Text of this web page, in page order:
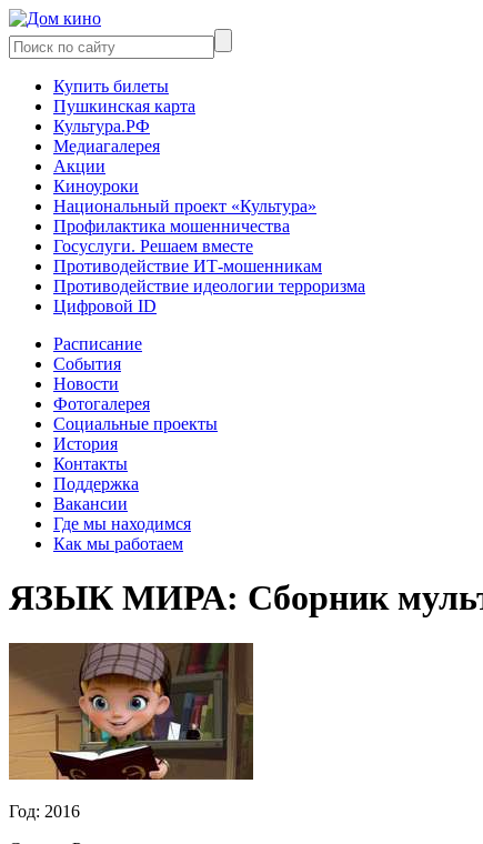
Купить билеты
Пушкинская карта
Культура.РФ
Медиагалерея
Акции
Киноуроки
Национальный проект «Культура»
Профилактика мошенничества
Госуслуги. Решаем вместе
Противодействие ИТ-мошенникам
Противодействие идеологии терроризма
Цифровой ID
Расписание
События
Новости
Фотогалерея
Социальные проекты
История
Контакты
Поддержка
Вакансии
Где мы находимся
Как мы работаем
ЯЗЫК МИРА: Сборник
Год: 2016